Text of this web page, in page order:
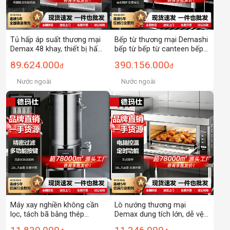
Tủ hấp áp suất thương mại
Demax 48 khay, thiết bị hấp
xe hấp bánh bao.
89.624.000đ
Nước ngoài
Bếp từ thương mại Demashi
bếp từ bếp từ canteen bếp
thiết bị nhà bếp bếp bếp
nấu lớn dụng cụ nấu ăn
390.156.000đ
Nước ngoài
Máy xay nghiền không cần
lọc, tách bã bằng thép
Lò nướng thương mại
Demax dung tích lớn, dễ vệ